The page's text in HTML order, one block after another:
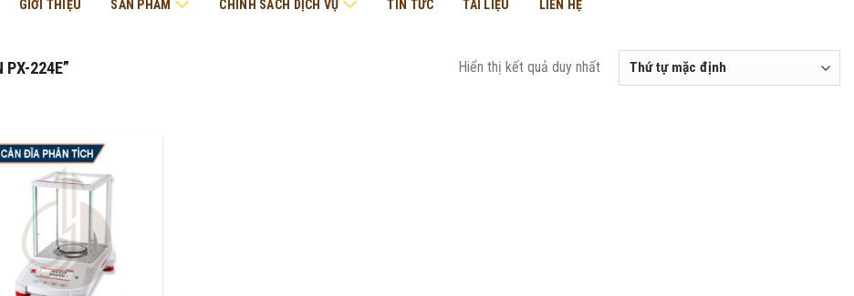
GIỚI THIỆU SẢN PHẨM CHÍNH SÁCH DỊCH VỤ TIN TỨC TÀI LIỆU LIÊN HỆ
PX-224E” Hiển thị kết quả duy nhất